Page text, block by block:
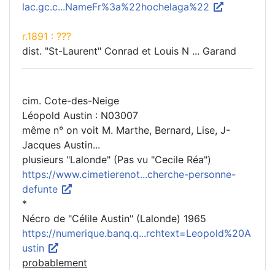
lac.gc.c...NameFr%3a%22hochelaga%22
r.1891 : ???
dist. "St-Laurent" Conrad et Louis N ... Garand
cim. Cote-des-Neige
Léopold Austin : N03007
même n° on voit M. Marthe, Bernard, Lise, J-
Jacques Austin...
plusieurs "Lalonde" (Pas vu "Cecile Réa")
https://www.cimetierenot...cherche-personne-
defunte
*
Nécro de "Célile Austin" (Lalonde) 1965
https://numerique.banq.q...rchtext=Leopold%20A
ustin
probablement